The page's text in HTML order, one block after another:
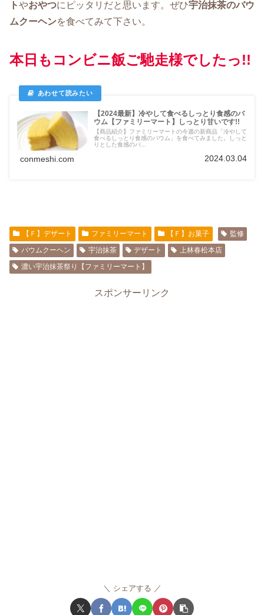
トやおやつにピッタリだと思います。ぜひ宇治抹茶のバウ
ムクーヘンを食べてみて下さい。
本日もコンビニ飯ご馳走様でしたっ!!
【2024最新】冷やして食べるしっとり食感のバ
ウム【ファミリーマート】しっとり甘いです!!
【商品紹介】ファミリーマートの今週の新商品「冷やして
食べるしっとり食感のバウム」を食べてみました。しっと
りとした食感のバ...
conmeshi.com 2024.03.04
【Ｆ】デザート ファミリーマート 【Ｆ】お菓子
監修
バウムクーヘン
宇治抹茶 デザート
上林春松本店
濃い宇治抹茶祭り【ファミリーマート】
スポンサーリンク
シェアする